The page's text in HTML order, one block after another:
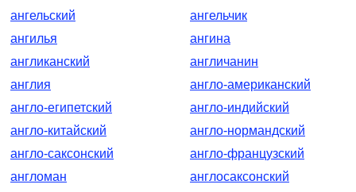
ангельский
ангельчик
ангилья
ангина
англиканский
англичанин
англия
англо-американский
англо-египетский
англо-индийский
англо-китайский
англо-нормандский
англо-саксонский
англо-французский
англоман
англосаксонский